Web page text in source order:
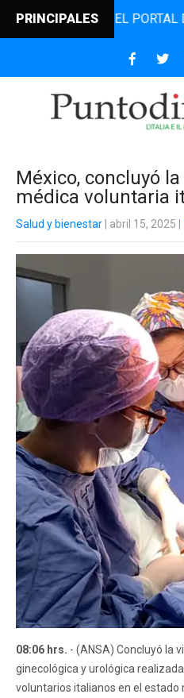
PRINCIPALESEL PORTAL DE
México, concluyó
médica voluntaria
Salud y bienestar | abril 15, 2025
08:06 hrs. - (ANSA) Concluyó la
ginecológica y urológica
voluntarios italianos en el estado